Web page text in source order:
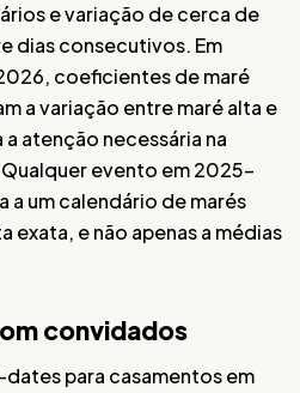
e variação de cerca de
dias consecutivos. Em
coeficientes de maré
a variação entre maré alta e
atenção necessária na
evento em 2025–
a um calendário de marés
exata, e não apenas a médias
convidados
para casamentos em